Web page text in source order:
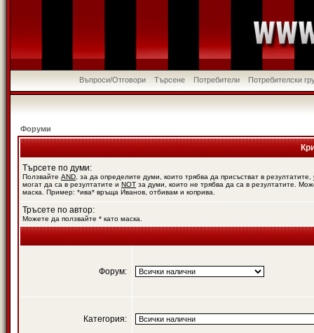
Въпроси/Отговори Търсене Потребители Потребителски
Форуми
Търсете по думи:
Ползвайте AND , за да определите думи, които трябва да присъстват в резултатите,
могат да са в резултатите и NOT за думи, които не трябва да са в резултатите.
маска. Пример: *ива* връща Иванов, отбивам и коприва.
Тръсете по автор:
Можете да ползвайте * като маска.
Форум:
Категория: